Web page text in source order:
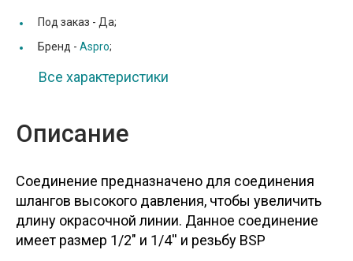
Под заказ - Да;
Бренд - Aspro;
Все характеристики
Описание
Соединение предназначено для соединения
шлангов высокого давления, чтобы увеличить
длину окрасочной линии. Данное соединение
имеет размер 1/2" и 1/4'' и резьбу BSP